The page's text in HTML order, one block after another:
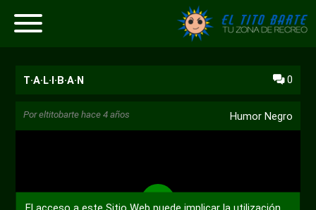
T·A·L·I·B·A·N 0
Poreltitobarte hace 4 años Humor Negro